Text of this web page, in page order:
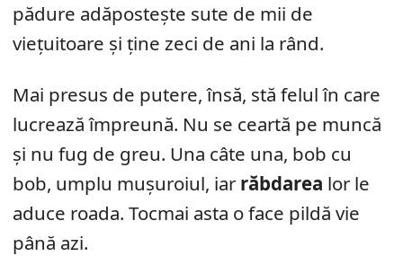
pădure adăpostește sute de mii de
viețuitoare și ține zeci de ani la rând.
Mai presus de putere, însă, stă felul în care
lucrează împreună. Nu se ceartă pe muncă
și nu fug de greu. Una câte una, bob cu
bob, umplu mușuroiul, iar răbdarea lor le
aduce roada. Tocmai asta o face pildă vie
până azi.